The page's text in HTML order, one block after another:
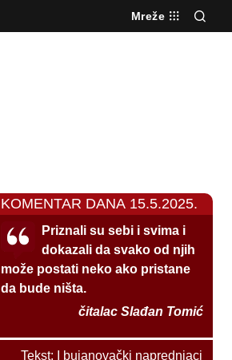
Mreže
KOMENTAR DANA 15.5.2025.
Priznali su sebi i svima i
dokazali da svako od njih
može postati neko ako pristane
da bude ništa.
čitalac Slađan Tomić
Tekst:
I bujanovački naprednjaci